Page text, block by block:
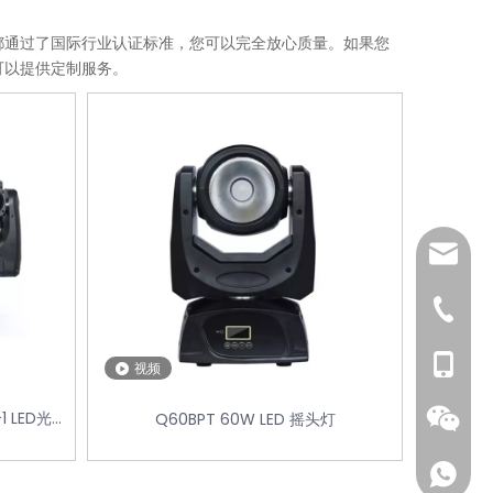
通过了国际行业认证标准，您可以完全放心质量。如果您
提供定制服务。
光束
视频
Q60BPT 60W LED 摇头灯
020